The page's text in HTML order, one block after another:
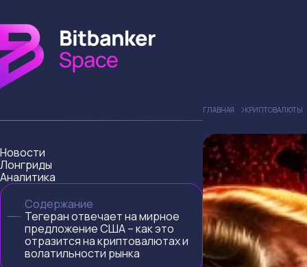
Новости
Лонгриды
Аналитика
Содержание
Тегеран отвечает на мирное
предложение США – как это
отразится на криптовалютах и
волатильности рынка
ГЛАВНАЯ КРИПТОВАЛЮТЫ